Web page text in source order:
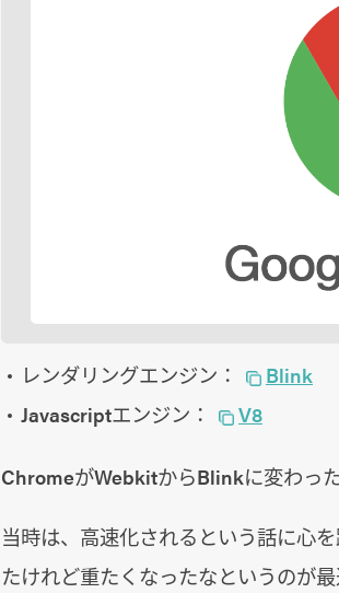
レンダリングエンジン：
Blink
Javascriptエンジン：
V8
ChromeがWebkitからBlinkに変わっ
当時は、高速化されるという話に心
たけれど重たくなったなというのが最